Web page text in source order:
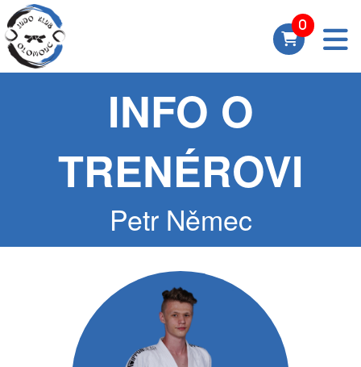
INFO O
TRENÉROVI
Petr Němec